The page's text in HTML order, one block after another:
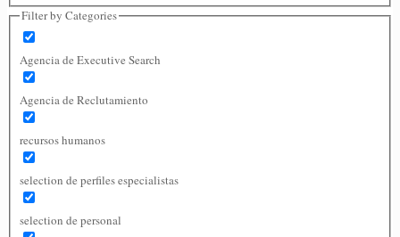
Filter by Categories
Agencia de Executive Search
Agencia de Reclutamiento
recursos humanos
selection de perfiles especialistas
selection de personal